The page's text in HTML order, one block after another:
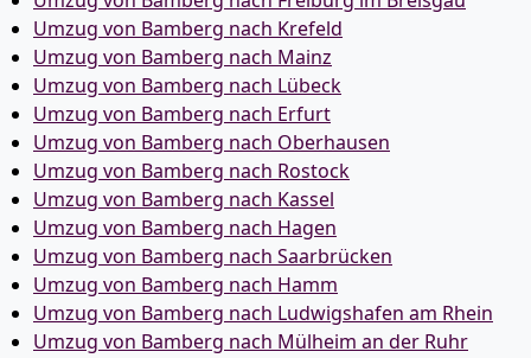
Umzug von Bamberg nach Krefeld
Umzug von Bamberg nach Mainz
Umzug von Bamberg nach Lübeck
Umzug von Bamberg nach Erfurt
Umzug von Bamberg nach Oberhausen
Umzug von Bamberg nach Rostock
Umzug von Bamberg nach Kassel
Umzug von Bamberg nach Hagen
Umzug von Bamberg nach Saarbrücken
Umzug von Bamberg nach Hamm
Umzug von Bamberg nach Ludwigshafen am Rhein
Umzug von Bamberg nach Mülheim an der Ruhr